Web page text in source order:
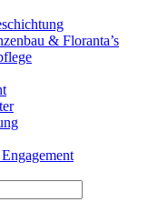
& Floranta’s